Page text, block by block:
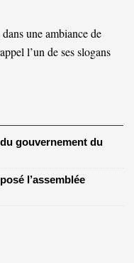
une ambiance de
l’un de ses slogans
gouvernement du
l’assemblée